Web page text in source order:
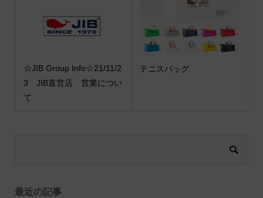
☆JIB Group Info☆21/11/2
3 JIB直営店 営業につい
て
テニスバッグ
最近の記事